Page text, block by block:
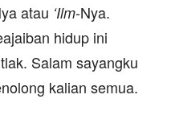
atau ‘Ilm-Nya.
hidup ini
Salam sayangku
kalian semua.